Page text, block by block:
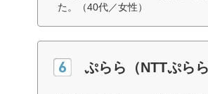
た。（40代／女性）
ぷらら（NTTぷらら